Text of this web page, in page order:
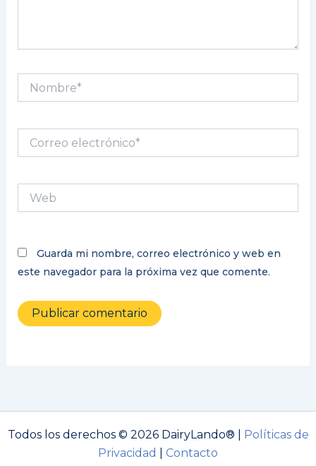
Nombre*
electrónico*
Guarda mi nombre, correo electrónico y web en
este navegador para la próxima vez que comente.
Todos los derechos © 2026 DairyLando® |
Políticas de
Privacidad
Contacto